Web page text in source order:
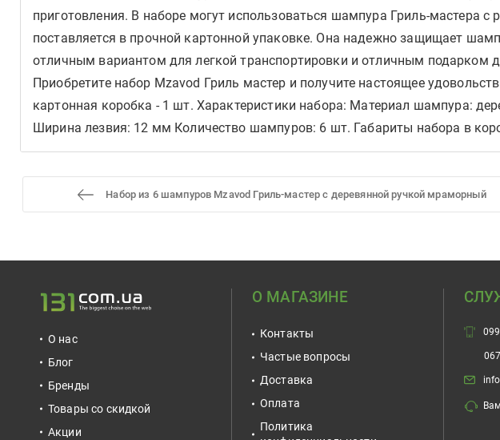
приготовления. В наборе могут использоваться шампура Гриль-мастера
поставляется в прочной картонной упаковке. Она надежно защищает
отличным вариантом для легкой транспортировки и отличным подарком
Приобретите набор Mzavod Гриль мастер и получите настоящее
картонная коробка - 1 шт. Характеристики набора: Материал шампура:
Ширина лезвия: 12 мм Количество шампуров: 6 шт. Габариты набора в
Набор из 6 шампуров Mzavod Гриль-мастер с деревянной ручкой мраморный
О нас
Блог
Бренды
Товары со скидкой
Акции
О МАГАЗИНЕ
Контакты
Частые вопросы
Доставка
Оплата
Политика